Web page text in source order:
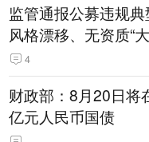
监管通报公募违规
风格漂移、无资质“
被暂停新产品注册3个
4
财政部：8月20日将
亿元人民币国债